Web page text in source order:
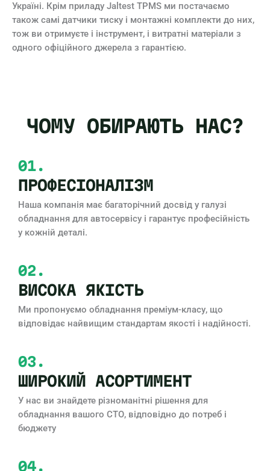
Україні. Крім приладу Jaltest TPMS ми постачаємо
також самі датчики тиску і монтажні комплекти до них,
тож ви отримуєте і інструмент, і витратні матеріали з
одного офіційного джерела з гарантією.
ЧОМУ ОБИРАЮТЬ НАС?
01.
ПРОФЕСІОНАЛІЗМ
Наша компанія має багаторічний досвід у галузі
обладнання для автосервісу і гарантує професійність
у кожній деталі.
02.
ВИСОКА ЯКІСТЬ
Ми пропонуємо обладнання преміум-класу, що
відповідає найвищим стандартам якості і надійності.
03.
ШИРОКИЙ АСОРТИМЕНТ
У нас ви знайдете різноманітні рішення для
обладнання вашого СТО, відповідно до потреб і
бюджету
04.